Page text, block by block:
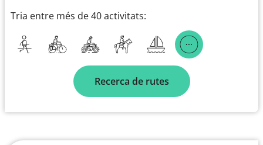
Tria entre més de 40 activitats:
Recerca de rutes